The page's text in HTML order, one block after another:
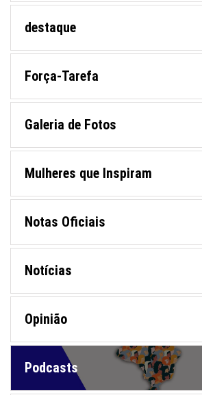
destaque
Força-Tarefa
Galeria de Fotos
Mulheres que Inspiram
Notas Oficiais
Notícias
Opinião
Podcasts